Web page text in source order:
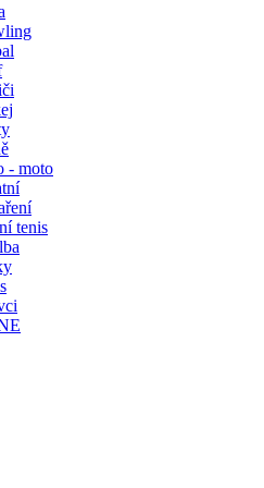
- moto
tenis